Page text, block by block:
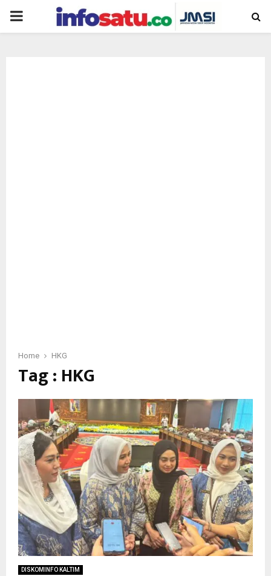
PRIMARY
Home HKG
Tag : HKG
DISKOMINFO KALTIM